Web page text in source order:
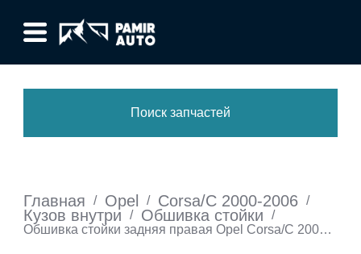
Поиск запчастей
Главная / Opel / Corsa/C 2000-2006 /
Кузов внутри / Обшивка стойки
/
Обшивка стойки задняя правая Opel Corsa/C 2000-